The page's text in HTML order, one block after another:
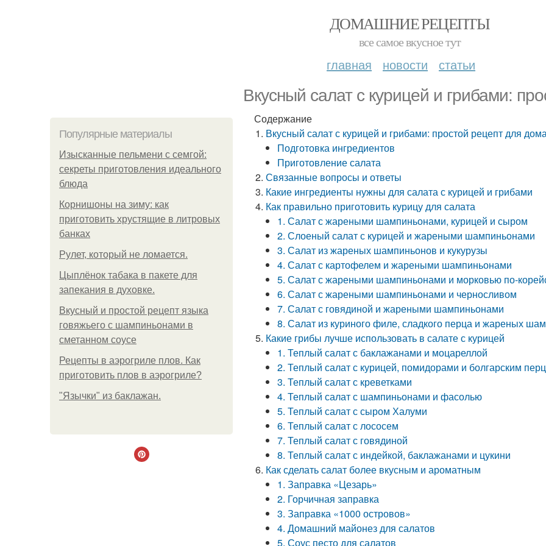
ДОМАШНИЕ РЕЦЕПТЫ
все самое вкусное тут
главная новости статьи
Вкусный салат с курицей и грибами:
Популярные материалы
Изысканные пельмени с семгой:
секреты приготовления идеального
блюда
Корнишоны на зиму: как
приготовить хрустящие в литровых
банках
Рулет, который не ломается.
Цыплёнок табака в пакете для
запекания в духовке.
Вкусный и простой рецепт языка
говяжьего с шампиньонами в
сметанном соусе
Рецепты в аэрогриле плов. Как
приготовить плов в аэрогриле?
"Язычки" из баклажан.
Содержание
Вкусный салат с курицей и грибами: простой рецепт для
Подготовка ингредиентов
Приготовление салата
Связанные вопросы и ответы
Какие ингредиенты нужны для салата с курицей и грибами
Как правильно приготовить курицу для салата
1. Салат с жареными шампиньонами, курицей и сыром
2. Слоеный салат с курицей и жареными шампиньонами
3. Салат из жареных шампиньонов и кукурузы
4. Салат с картофелем и жареными шампиньонами
5. Салат с жареными шампиньонами и морковью по-
6. Салат с жареными шампиньонами и черносливом
7. Салат с говядиной и жареными шампиньонами
8. Салат из куриного филе, сладкого перца и жареных
Какие грибы лучше использовать в салате с курицей
1. Теплый салат с баклажанами и моцареллой
2. Теплый салат с курицей, помидорами и болгарским
3. Теплый салат с креветками
4. Теплый салат с шампиньонами и фасолью
5. Теплый салат с сыром Халуми
6. Теплый салат с лососем
7. Теплый салат с говядиной
8. Теплый салат с индейкой, баклажанами и цукини
Как сделать салат более вкусным и ароматным
1. Заправка «Цезарь»
2. Горчичная заправка
3. Заправка «1000 островов»
4. Домашний майонез для салатов
5. Соус песто для салатов